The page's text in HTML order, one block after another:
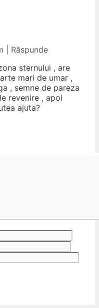
Răspunde
sternului , are
mari de umar ,
, semne de pareza
revenire , apoi
ajuta?